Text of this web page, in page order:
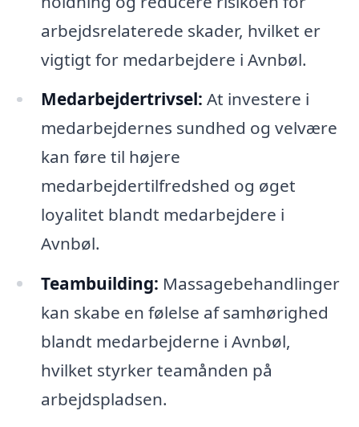
arbejdsrelaterede skader, hvilket er
vigtigt for medarbejdere i Avnbøl.
Medarbejdertrivsel: At investere i
medarbejdernes sundhed og velvære
kan føre til højere
medarbejdertilfredshed og øget
loyalitet blandt medarbejdere i
Avnbøl.
Teambuilding: Massagebehandlinger
kan skabe en følelse af samhørighed
blandt medarbejderne i Avnbøl,
hvilket styrker teamånden på
arbejdspladsen.